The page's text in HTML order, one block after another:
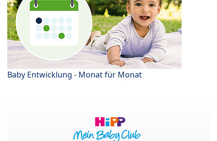
Baby Entwicklung - Monat für Monat